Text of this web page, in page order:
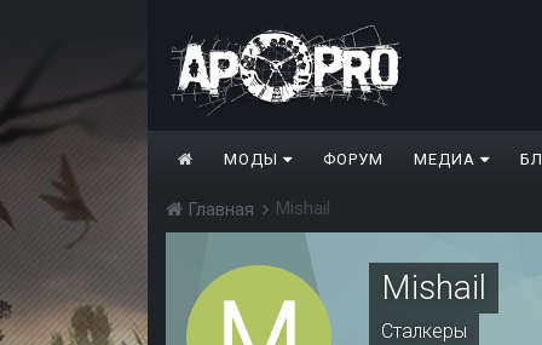
МОДЫ ФОРУМ МЕДИА
Главная Mishail
Mishail
Сталкеры